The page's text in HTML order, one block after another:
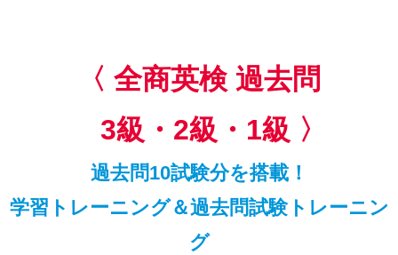
〈 全商英検 過去問
3級・2級・1級 〉
過去問10試験分を搭載！
学習トレーニング＆過去問試験トレーニン
グ